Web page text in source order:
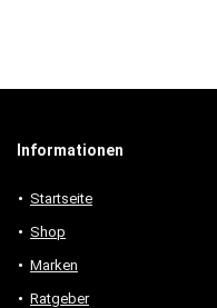
Informationen
Startseite
Shop
Marken
Ratgeber